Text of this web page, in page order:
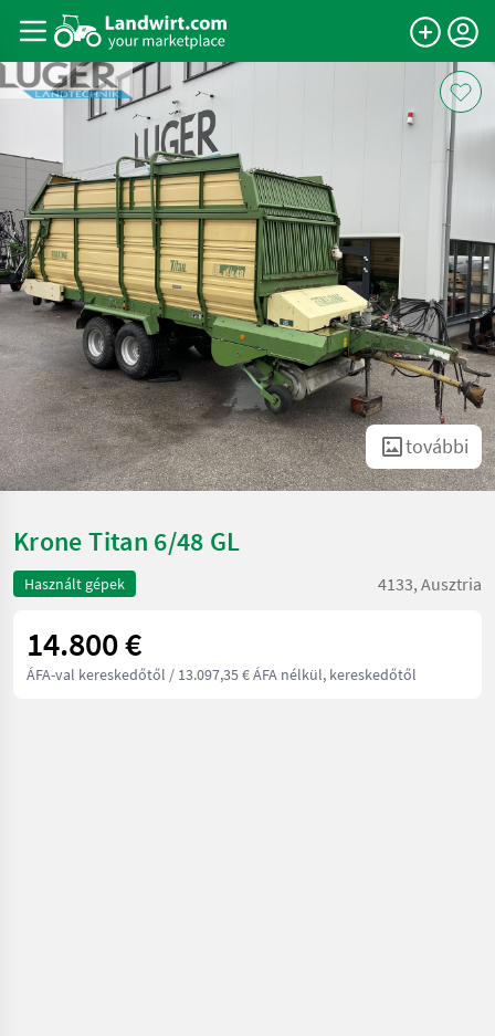
további
Krone Titan 6/48 GL
Használt gépek 4133, Ausztria
14.800 €
ÁFA-val kereskedőtől / 13.097,35 € ÁFA nélkül, kereskedőtől